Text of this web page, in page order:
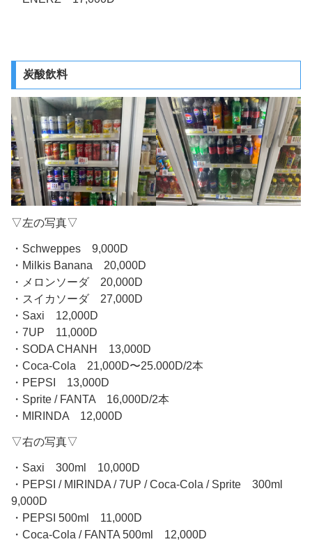
炭酸飲料
▽左の写真▽
・Schweppes 9,000D
・Milkis Banana 20,000D
・メロンソーダ 20,000D
・スイカソーダ 27,000D
・Saxi 12,000D
・7UP 11,000D
・SODA CHANH 13,000D
・Coca-Cola 21,000D〜25.000D/2本
・PEPSI 13,000D
・Sprite / FANTA 16,000D/2本
・MIRINDA 12,000D
▽右の写真▽
・Saxi 300ml 10,000D
・PEPSI / MIRINDA / 7UP / Coca-Cola / Sprite 300ml
9,000D
・PEPSI 500ml 11,000D
・Coca-Cola / FANTA 500ml 12,000D